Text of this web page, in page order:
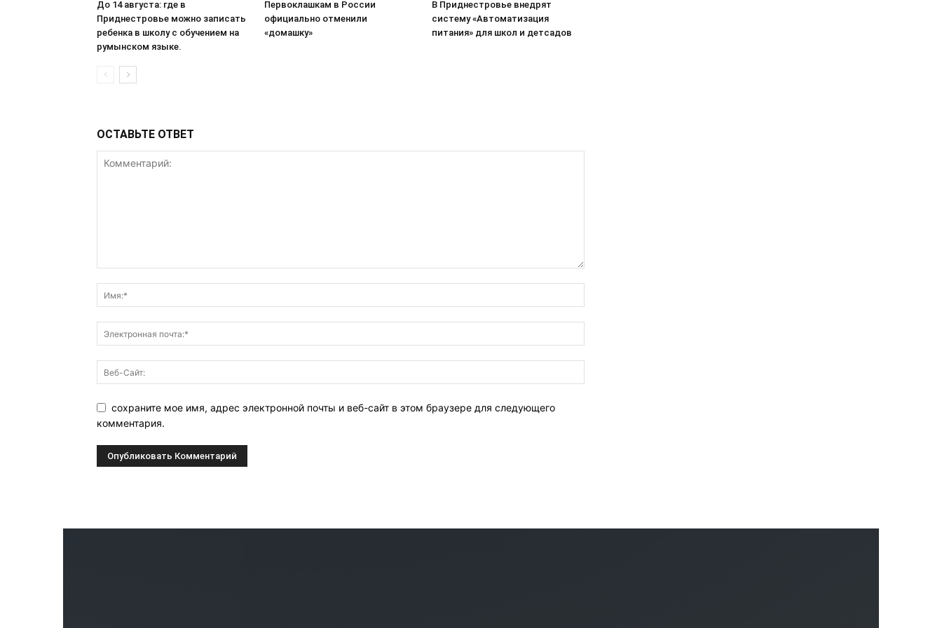
До 14 августа: где в
Приднестровье можно записать
ребенка в школу с обучением на
румынском языке.
Первоклашкам в России
официально отменили
«домашку»
В Приднестровье внедрят
систему «Автоматизация
питания» для школ и детсадов
ОСТАВЬТЕ ОТВЕТ
сохраните мое имя, адрес электронной почты и веб-сайт в этом браузере для следующего
комментария.